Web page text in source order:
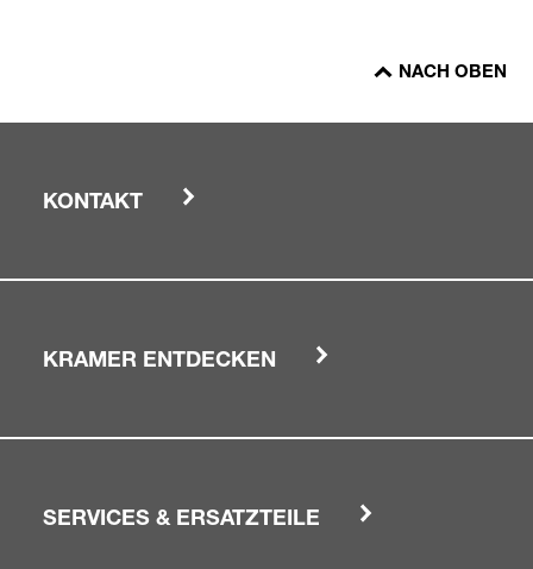
NACH OBEN
KONTAKT
KRAMER ENTDECKEN
SERVICES & ERSATZTEILE